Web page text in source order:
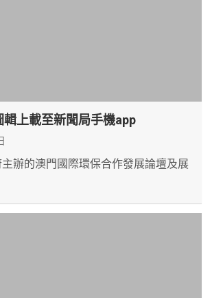
輯上載至新聞局手機app
主辦的澳門國際環保合作發展論壇及展